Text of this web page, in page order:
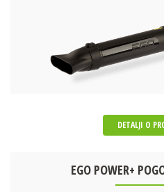
DETALJI O
EGO POWER+